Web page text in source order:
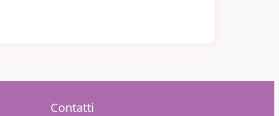
Contatti